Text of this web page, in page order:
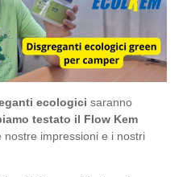
ecologici saranno
testato il Flow Kem
nostre impressioni e i nostri